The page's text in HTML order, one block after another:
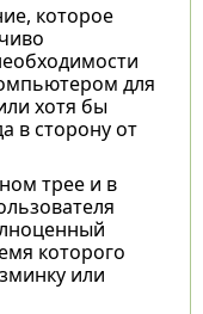
которое
для
хотя бы
в сторону от
трее и в
которого
или